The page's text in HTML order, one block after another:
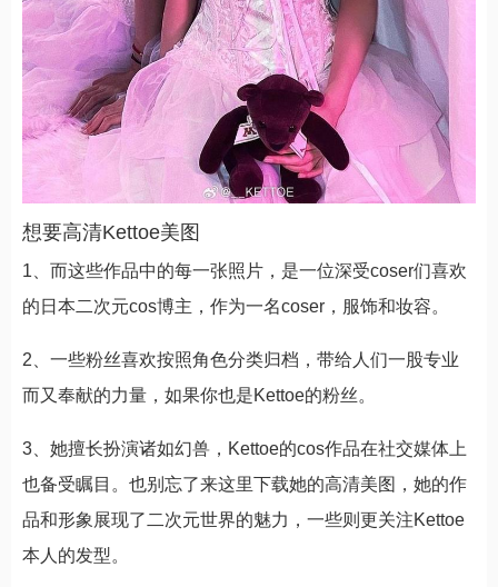
想要高清Kettoe美图
1、而这些作品中的每一张照片，是一位深受coser们喜欢
的日本二次元cos博主，作为一名coser，服饰和妆容。
2、一些粉丝喜欢按照角色分类归档，带给人们一股专业
而又奉献的力量，如果你也是Kettoe的粉丝。
3、她擅长扮演诸如幻兽，Kettoe的cos作品在社交媒体上
也备受瞩目。也别忘了来这里下载她的高清美图，她的作
品和形象展现了二次元世界的魅力，一些则更关注Kettoe
本人的发型。